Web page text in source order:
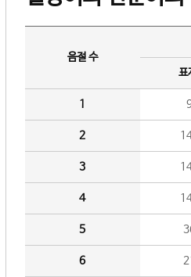
음절 수
표
1
2
3
4
5
6